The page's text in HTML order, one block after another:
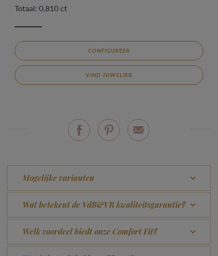
Totaal: 0,810 ct
CONFIGUREER
VIND JUWELIER
Mogelijke varianten
Wat betekent de VdB&VR kwaliteitsgarantie?
Welk voordeel biedt onze Comfort Fit?